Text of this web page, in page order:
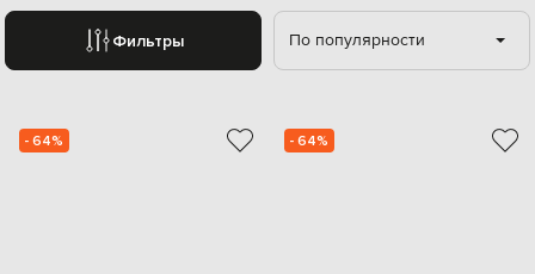
Фильтры По популярности
- 64% - 64%